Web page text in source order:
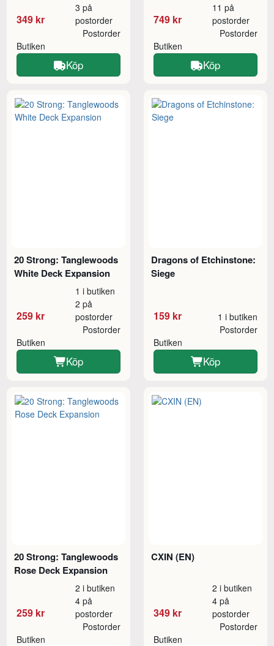
349 kr
3 på
postorder
Butiken
Postorder
Köp
749 kr
11 på
postorder
Butiken
Postorder
Köp
20 Strong: Tanglewoods
White Deck Expansion
259 kr
1 i butiken
2 på
postorder
Butiken
Postorder
Köp
Dragons of Etchinstone:
Siege
159 kr 1 i butiken
Butiken
Postorder
Köp
20 Strong: Tanglewoods
Rose Deck Expansion
259 kr
2 i butiken
4 på
postorder
Butiken
Postorder
CXIN (EN)
349 kr
2 i butiken
4 på
postorder
Butiken
Postorder